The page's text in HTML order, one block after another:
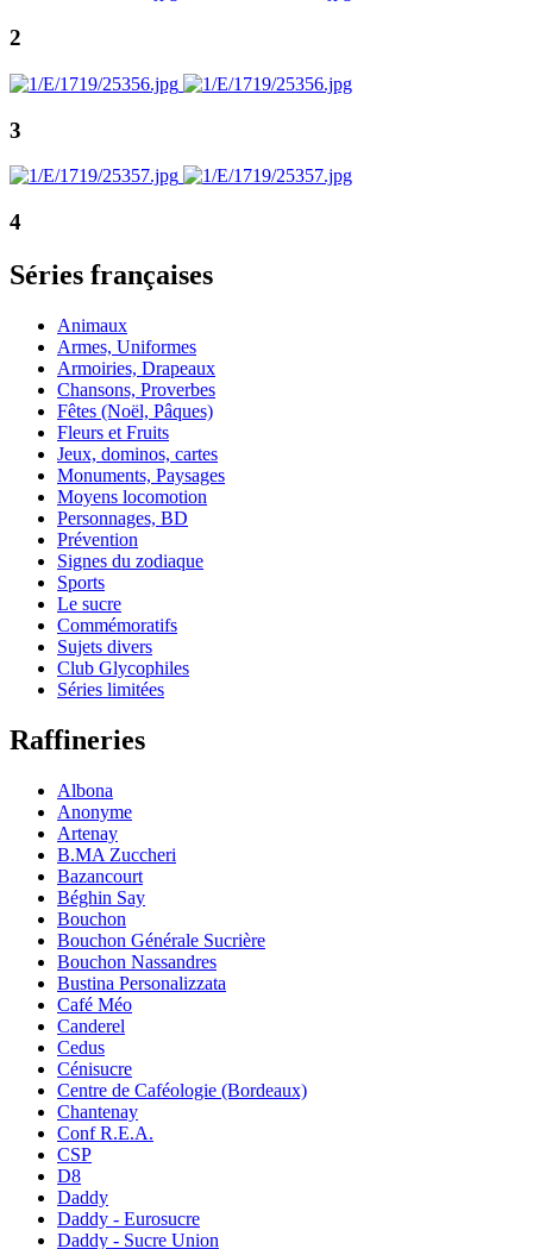
2
3
4
Séries françaises
Animaux
Armes, Uniformes
Armoiries, Drapeaux
Chansons, Proverbes
Fêtes (Noël, Pâques)
Fleurs et Fruits
Jeux, dominos, cartes
Monuments, Paysages
Moyens locomotion
Personnages, BD
Prévention
Signes du zodiaque
Sports
Le sucre
Commémoratifs
Sujets divers
Club Glycophiles
Séries limitées
Raffineries
Albona
Anonyme
Artenay
B.MA Zuccheri
Bazancourt
Béghin Say
Bouchon
Bouchon Générale Sucrière
Bouchon Nassandres
Bustina Personalizzata
Café Méo
Canderel
Cedus
Cénisucre
Centre de Caféologie (Bordeaux)
Chantenay
Conf R.E.A.
CSP
D8
Daddy
Daddy - Eurosucre
Daddy - Sucre Union